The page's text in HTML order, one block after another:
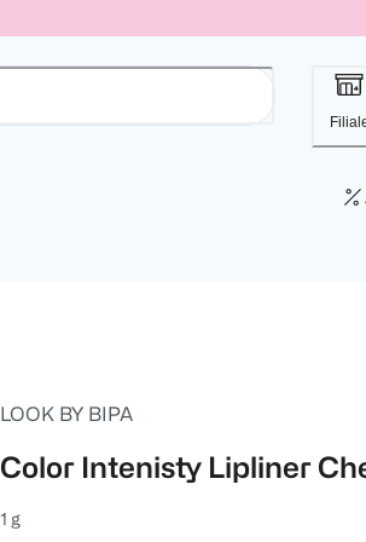
LOOK BY BIPA
Color Intenisty Lipliner
1 g